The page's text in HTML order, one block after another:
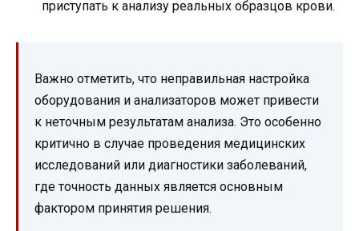
приступать к анализу реальных образцов крови.
Важно отметить, что неправильная настройка
оборудования и анализаторов может привести
к неточным результатам анализа. Это особенно
критично в случае проведения медицинских
исследований или диагностики заболеваний,
где точность данных является основным
фактором принятия решения.